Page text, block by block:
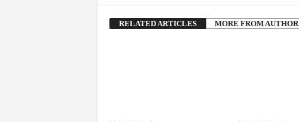
RELATED ARTICLES MORE FROM AUTHOR